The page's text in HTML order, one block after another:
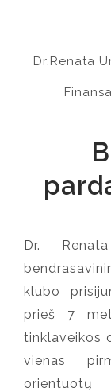
Dr.Renata
Dr.
klubo
prieš 7
tinklaveikos
vienas